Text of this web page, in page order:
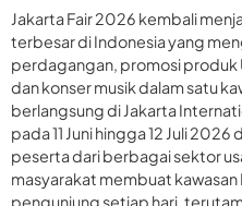
Jakarta Fair 2026 kembali
terbesar di Indonesia yang
perdagangan, promosi produk
dan konser musik dalam satu
berlangsung di Jakarta
pada 11 Juni hingga 12 Juli
peserta dari berbagai sektor
masyarakat membuat
pengunjung setiap hari,